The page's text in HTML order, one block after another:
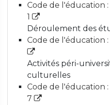
Code de l'éducation :
1
Déroulement des
Code de l'éducation :
Activités péri-
culturelles
Code de l'éducation :
7